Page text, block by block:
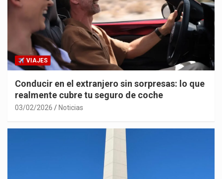
VIAJES
Conducir en el extranjero sin sorpresas: lo que
realmente cubre tu seguro de coche
03/02/2026 Noticias